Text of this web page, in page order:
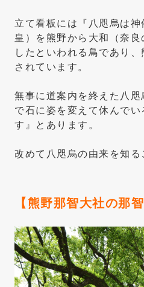
立て看板には『八咫烏は
皇）を熊野から大和（奈
したといわれる鳥であり
されています。
無事に道案内を終えた八
で石に姿を変えて休んでい
す』とあります。
改めて八咫烏の由来を知
【熊野那智大社の那